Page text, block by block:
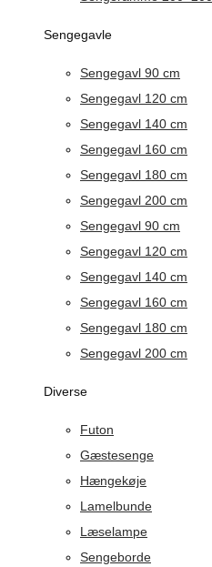
Sengegavle
Sengegavl 90 cm
Sengegavl 120 cm
Sengegavl 140 cm
Sengegavl 160 cm
Sengegavl 180 cm
Sengegavl 200 cm
Sengegavl 90 cm
Sengegavl 120 cm
Sengegavl 140 cm
Sengegavl 160 cm
Sengegavl 180 cm
Sengegavl 200 cm
Diverse
Futon
Gæstesenge
Hængekøje
Lamelbunde
Læselampe
Sengeborde